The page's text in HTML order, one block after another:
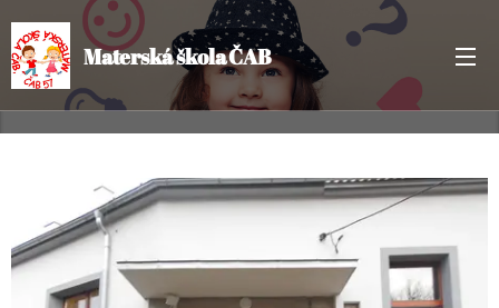
Materská škola ČAB